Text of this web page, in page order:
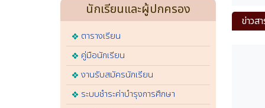
นักเรียนและผู้ปกครอง
ตารางเรียน
คู่มือนักเรียน
งานรับสมัครนักเรียน
ระบบชำระค่าบำรุงการศึกษา
ข่าวส